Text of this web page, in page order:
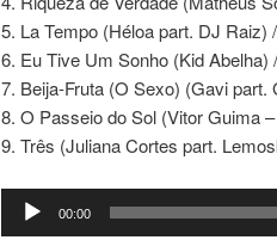
5. La Tempo (Héloa part. DJ Raiz)
6. Eu Tive Um Sonho (Kid Abelha)
7. Beija-Fruta (O Sexo) (Gavi part.
8. O Passeio do Sol (Vitor Guima
9. Três (Juliana Cortes part.
Tocador 00:00